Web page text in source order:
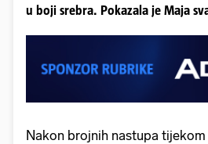
u boji srebra. Pokazala je Maja
Nakon brojnih nastupa